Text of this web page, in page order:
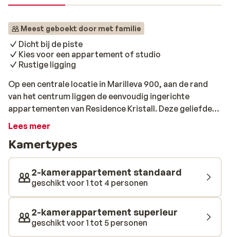
Meest geboekt door met familie
Dicht bij de piste
Kies voor een appartement of studio
Rustige ligging
Op een centrale locatie in Marilleva 900, aan de rand
van het centrum liggen de eenvoudig ingerichte
appartementen van Residence Kristall. Deze geliefde
appartementen zijn netjes ingericht en voorzien de
Mezzana, waar je terecht kunt voor je dagelijkse
boodschappen, ligt op 650 meter afstand. De lift ligt
op nog geen 100 meter van de residence. Na een dagje
bewegen in de bergen, kun je weer helemaal bijkomen in
je eigen appartement of studio. Geniet aan de eettafel
van een lekker glas wijn of warme chocolademelk. Als je
geen zin hebt om te koken of 's avonds nog even een
borreltje wilt gaan halen, dan hoef je niet ver. Op
Lees meer
Kamertypes
2-kamerappartement standaard
geschikt voor 1 tot 4 personen
2-kamerappartement superieur
geschikt voor 1 tot 5 personen